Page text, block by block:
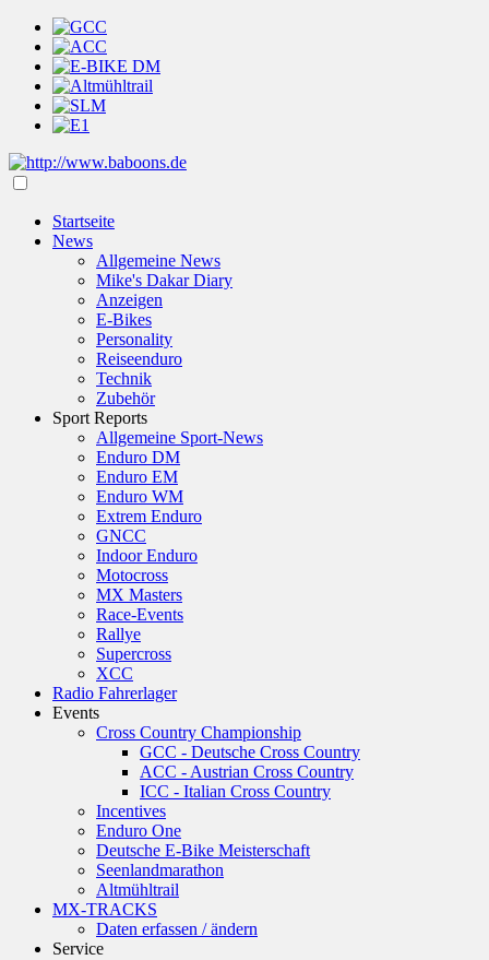
Startseite
News
Allgemeine News
Mike's Dakar Diary
Anzeigen
E-Bikes
Personality
Reiseenduro
Technik
Zubehör
Sport Reports
Allgemeine Sport-News
Enduro DM
Enduro EM
Enduro WM
Extrem Enduro
GNCC
Indoor Enduro
Motocross
MX Masters
Race-Events
Rallye
Supercross
XCC
Radio Fahrerlager
Events
Cross Country Championship
GCC - Deutsche Cross Country
ACC - Austrian Cross Country
ICC - Italian Cross Country
Incentives
Enduro One
Deutsche E-Bike Meisterschaft
Seenlandmarathon
Altmühltrail
MX-TRACKS
Daten erfassen / ändern
Service